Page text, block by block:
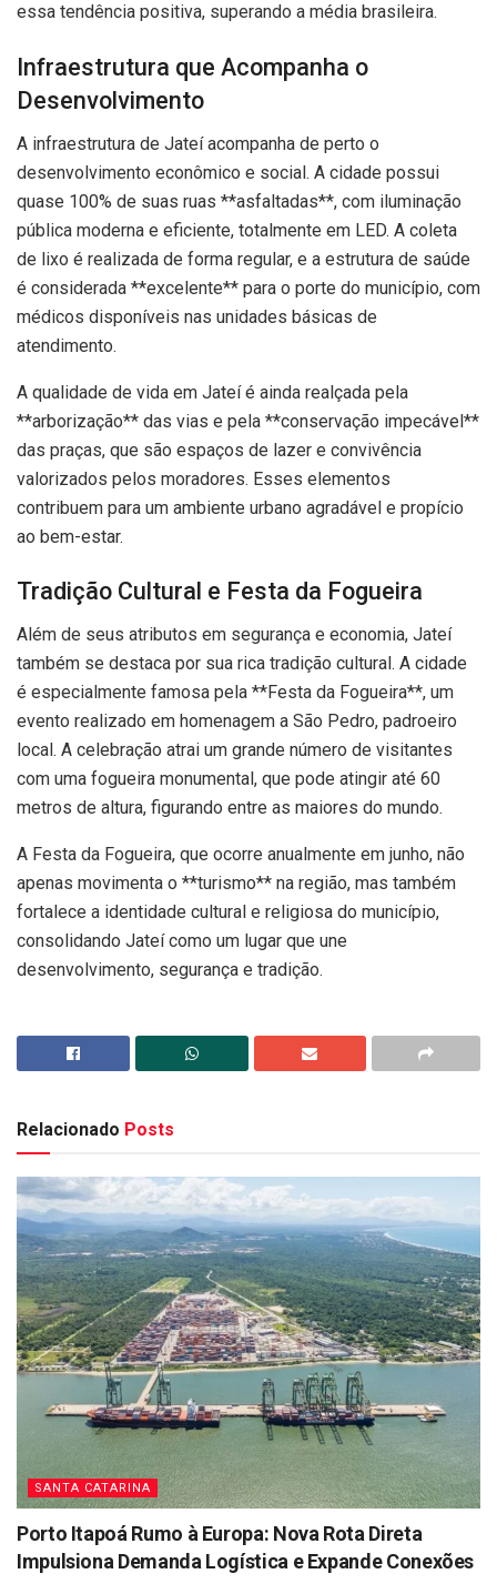
essa tendência positiva, superando a média brasileira.
Infraestrutura que Acompanha o
Desenvolvimento
A infraestrutura de Jateí acompanha de perto o
desenvolvimento econômico e social. A cidade possui
quase 100% de suas ruas **asfaltadas**, com iluminação
pública moderna e eficiente, totalmente em LED. A coleta
de lixo é realizada de forma regular, e a estrutura de saúde
é considerada **excelente** para o porte do município, com
médicos disponíveis nas unidades básicas de
atendimento.
A qualidade de vida em Jateí é ainda realçada pela
**arborização** das vias e pela **conservação impecável**
das praças, que são espaços de lazer e convivência
valorizados pelos moradores. Esses elementos
contribuem para um ambiente urbano agradável e propício
ao bem-estar.
Tradição Cultural e Festa da Fogueira
Além de seus atributos em segurança e economia, Jateí
também se destaca por sua rica tradição cultural. A cidade
é especialmente famosa pela **Festa da Fogueira**, um
evento realizado em homenagem a São Pedro, padroeiro
local. A celebração atrai um grande número de visitantes
com uma fogueira monumental, que pode atingir até 60
metros de altura, figurando entre as maiores do mundo.
A Festa da Fogueira, que ocorre anualmente em junho, não
apenas movimenta o **turismo** na região, mas também
fortalece a identidade cultural e religiosa do município,
consolidando Jateí como um lugar que une
desenvolvimento, segurança e tradição.
Relacionado Posts
SANTA CATARINA
Porto Itapoá Rumo à Europa: Nova Rota Direta
Impulsiona Demanda Logística e Expande Conexões